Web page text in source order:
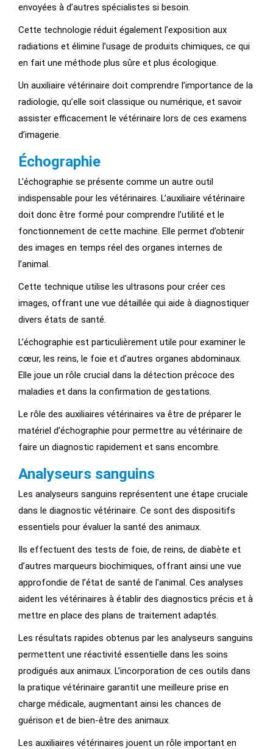
envoyées à d’autres spécialistes si besoin.
Cette technologie réduit également l’exposition aux
radiations et élimine l’usage de produits chimiques, ce qui
en fait une méthode plus sûre et plus écologique.
Un auxiliaire vétérinaire doit comprendre l’importance de la
radiologie, qu’elle soit classique ou numérique, et savoir
assister efficacement le vétérinaire lors de ces examens
d’imagerie.
Échographie
L’échographie se présente comme un autre outil
indispensable pour les vétérinaires. L’auxiliaire vétérinaire
doit donc être formé pour comprendre l’utilité et le
fonctionnement de cette machine. Elle permet d’obtenir
des images en temps réel des organes internes de
l’animal.
Cette technique utilise les ultrasons pour créer ces
images, offrant une vue détaillée qui aide à diagnostiquer
divers états de santé.
L’échographie est particulièrement utile pour examiner le
cœur, les reins, le foie et d’autres organes abdominaux.
Elle joue un rôle crucial dans la détection précoce des
maladies et dans la confirmation de gestations.
Le rôle des auxiliaires vétérinaires va être de préparer le
matériel d’échographie pour permettre au vétérinaire de
faire un diagnostic rapidement et sans encombre.
Analyseurs sanguins
Les analyseurs sanguins représentent une étape cruciale
dans le diagnostic vétérinaire. Ce sont des dispositifs
essentiels pour évaluer la santé des animaux.
Ils effectuent des tests de foie, de reins, de diabète et
d’autres marqueurs biochimiques, offrant ainsi une vue
approfondie de l’état de santé de l’animal. Ces analyses
aident les vétérinaires à établir des diagnostics précis et à
mettre en place des plans de traitement adaptés.
Les résultats rapides obtenus par les analyseurs sanguins
permettent une réactivité essentielle dans les soins
prodigués aux animaux. L’incorporation de ces outils dans
la pratique vétérinaire garantit une meilleure prise en
charge médicale, augmentant ainsi les chances de
guérison et de bien-être des animaux.
Les auxiliaires vétérinaires jouent un rôle important en